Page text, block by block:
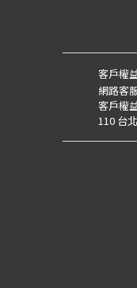
客戶權
網路客
客戶權
110 台